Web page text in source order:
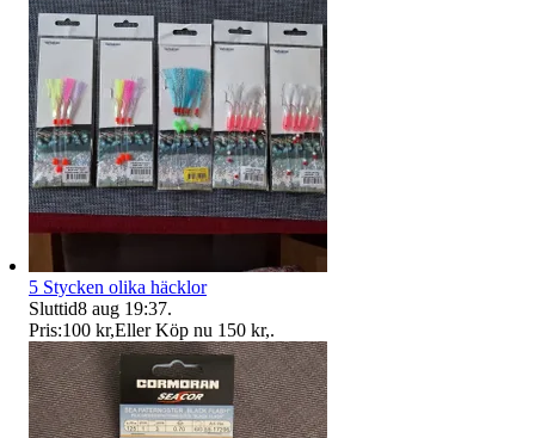
5 Stycken olika häcklor
Sluttid8 aug 19:37.
Pris:100 kr,Eller Köp nu 150 kr,.